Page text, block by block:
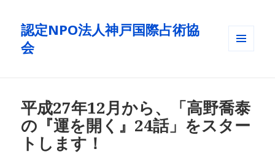
認定NPO法人神戸国際占術協
会
平成27年12月から、「高野喬泰
の『運を開く』24話」をスター
トします！